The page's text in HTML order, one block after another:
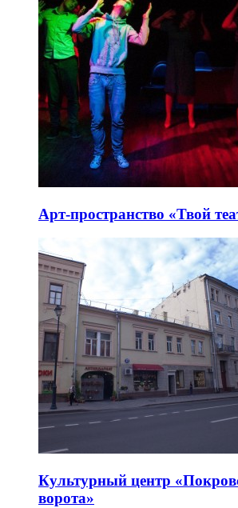
Арт-пространство «Твой
Культурный центр
ворота»